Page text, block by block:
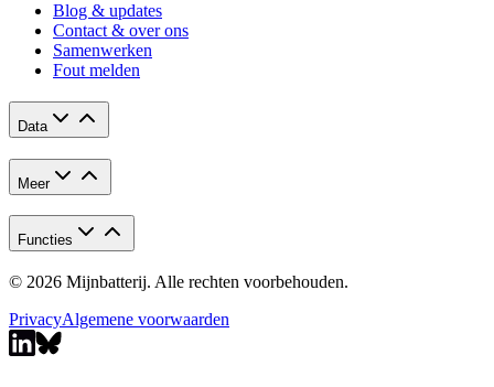
Blog & updates
Contact & over ons
Samenwerken
Fout melden
Data
Meer
Functies
© 2026 Mijnbatterij. Alle rechten voorbehouden.
PrivacyAlgemene voorwaarden